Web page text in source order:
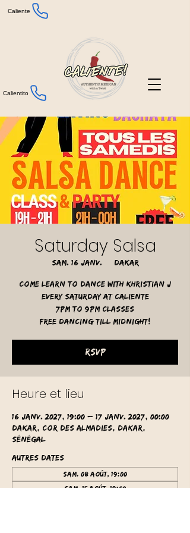
Caliente
Calientito
Saturday Salsa
sam. 16 janv.
  |
Dakar
Come learn to dance with Khristian J
Every Saturday at Caliente
7pm to 9pm classes
free dancing till midnight!
RSVP
Heure et lieu
16 janv. 2027, 19:00 – 17 janv. 2027, 00:00
Dakar, Cor des Almadies, Dakar,
Sénégal
Autres dates
sam. 08 août, 19:00
sam. 15 août, 19:00